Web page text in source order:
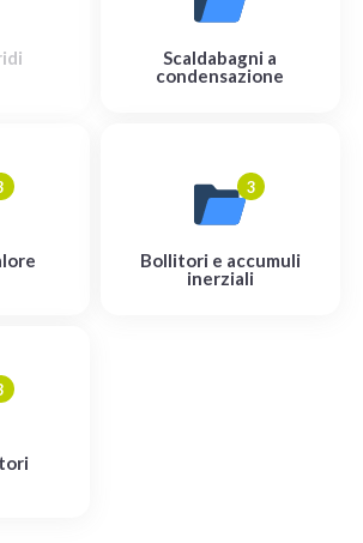
Scaldabagni a
condensazione
3
Bollitori e accumuli
inerziali